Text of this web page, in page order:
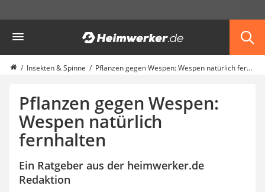
Haustiere
Hunderucksack
Hufschuhe
Koifutter
Terrarium
Insekten & Spinne Pflanzen gegen Wespen: Wespen natürlich fernhalten
Pflanzen gegen Wespen:
Wespen natürlich
fernhalten
Ein Ratgeber aus der heimwerker.de
Redaktion